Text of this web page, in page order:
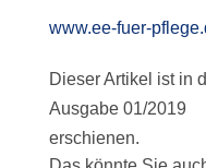
www.ee-fuer-
Dieser Artikel ist in
Ausgabe 01/2019
erschienen.